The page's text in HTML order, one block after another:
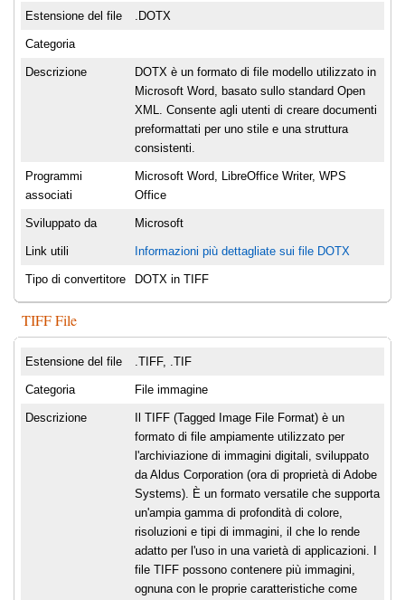
Estensione del file .DOTX
Categoria
Descrizione
DOTX è un formato di file modello utilizzato in
Microsoft Word, basato sullo standard Open
XML. Consente agli utenti di creare documenti
preformattati per uno stile e una struttura
consistenti.
Programmi
associati
Microsoft Word, LibreOffice Writer, WPS
Office
Sviluppato da Microsoft
Link utili Informazioni più dettagliate sui file DOTX
Tipo di convertitore DOTX in TIFF
TIFF File
Estensione del file .TIFF, .TIF
Categoria File immagine
Descrizione
Il TIFF (Tagged Image File Format) è un
formato di file ampiamente utilizzato per
l'archiviazione di immagini digitali, sviluppato
da Aldus Corporation (ora di proprietà di Adobe
Systems). È un formato versatile che supporta
un'ampia gamma di profondità di colore,
risoluzioni e tipi di immagini, il che lo rende
adatto per l'uso in una varietà di applicazioni. I
file TIFF possono contenere più immagini,
ognuna con le proprie caratteristiche come